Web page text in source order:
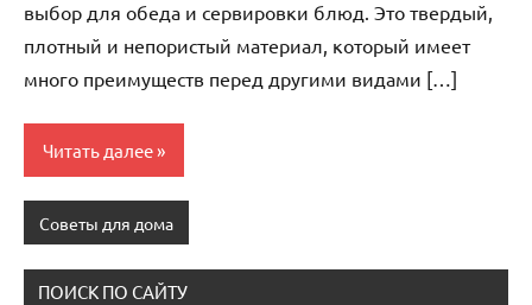
выбор для обеда и сервировки блюд. Это твердый,
плотный и непористый материал, который имеет
много преимуществ перед другими видами […]
Читать далее
Советы для дома
ПОИСК ПО САЙТУ